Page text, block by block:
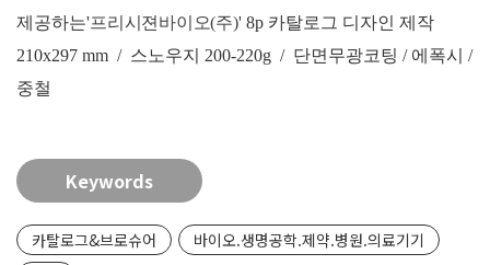
제공하는'프리시젼바이오(주)' 8p 카탈로그 디자인 제작
210x297 mm / 스노우지 200-220g / 단면무광코팅 / 에폭시 /
중철
Keywords
카탈로그&브로슈어
바이오.생명공학.제약.병원.의료기기